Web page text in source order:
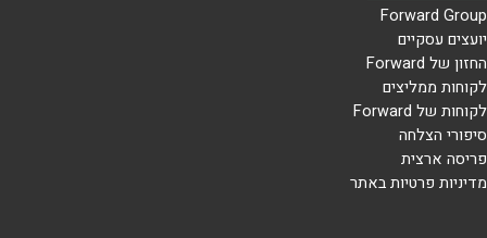
Forward Group
יועצים עסקיים
החזון של Forward
לקוחות ממליצים
לקוחות של Forward
סיפורי הצלחה
פריסה ארצית
מדיניות פרטיות באתר